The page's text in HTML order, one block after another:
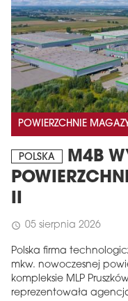
POWIERZCHNIE
POLSKA
M4B
II
schedule 05 sierpnia 2026
Polska firma
mkw. nowoczesnej
kompleksie MLP
reprezentowała
Więcej